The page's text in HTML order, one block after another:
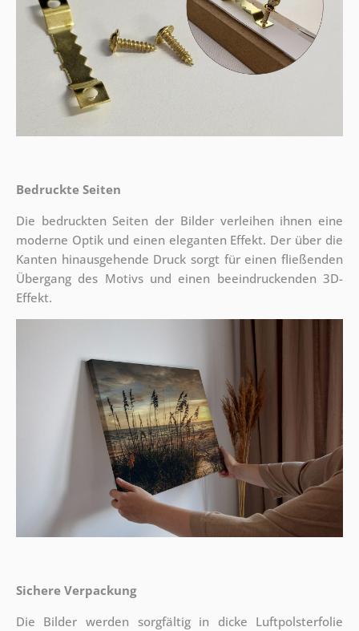
Bedruckte Seiten
Die bedruckten Seiten der Bilder verleihen ihnen eine
moderne Optik und einen eleganten Effekt. Der über die
Kanten hinausgehende Druck sorgt für einen fließenden
Übergang des Motivs und einen beeindruckenden 3D-
Effekt.
Sichere Verpackung
Die Bilder werden sorgfältig in dicke Luftpolsterfolie